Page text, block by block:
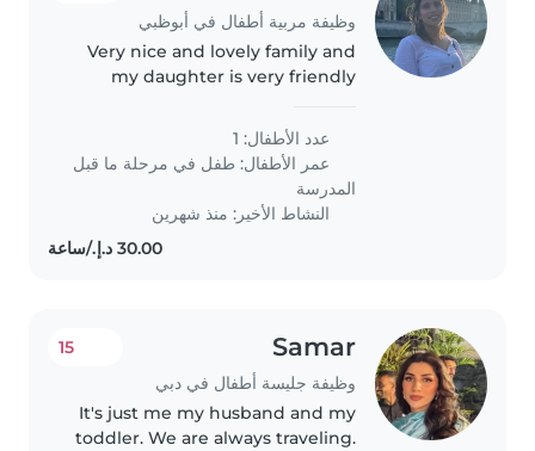
وظيفة مربية أطفال في أبوظبي
Very nice and lovely family and
my daughter is very friendly
عدد الأطفال: 1
عمر الأطفال: طفل في مرحلة ما قبل
المدرسة
النشاط الأخير: منذ شهرين
Samar
وظيفة جليسة أطفال في دبي
15
It's just me my husband and my
toddler. We are always traveling.